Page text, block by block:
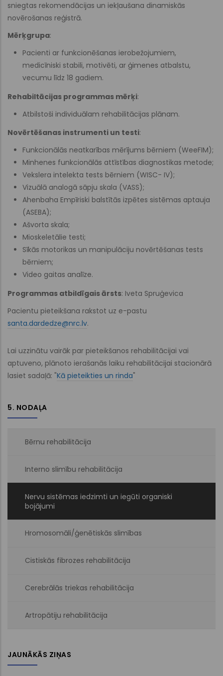
sniegtas rekomendācijas un iekļaušana dinamiskās
novērošanas reģistrā.
Mērķgrupa:
Pacienti ar funkcionēšanas ierobežojumiem,
medicīniski stabili, motivēti, ar ģimenes atbalstu,
vecumu līdz 18 gadiem.
Rehabiltācijas programmas mērķi:
Atbilstoši individuālam rehabilitācijas plānam.
Novērtēšanas instrumenti un testi:
Funkcionālās neatkarības mērījums bērniem (WeeFIM);
Minhenes funkcionālās attīstības diagnostikas metode;
Vekslera intelekta tests bērniem (WISC- IV);
Vizuālā analogā sāpju skala (VASS);
Ahenbaha Empīriski balstītās izpētes sistēmas aptauja
(ASEBA);
Ašvorta skala;
Mioskeletālie testi;
Sīkās motorikas un manipulāciju novērtēšanas tests
bērniem;
Video gaitas analīze.
Programmas atbildīgais ārsts: Iveta Spruģevica
Pacientu pieteikšana rakstot uz e-pastu
santa.dardedze@nrc.lv.
Lai uzzinātu vairāk par pieteikšanos rehabilitācijai vai
aptuveno, plānoto ierašanās laiku rehabilitācijai stacionārā
lasiet sadaļā: "Kā pieteikties un rinda"
5. NODAĻA
Bērnu rehabilitācija
Interno slimību rehabilitācija
Nervu sistēmas iedzimti un iegūti organiski
bojājumi
Hromosomāli/ģenētiskās slimības
Cistiskās fibrozes rehabilitācija
Cerebrālās triekas rehabilitācija
Artropātiju rehabilitācija
JAUNĀKĀS ZIŅAS